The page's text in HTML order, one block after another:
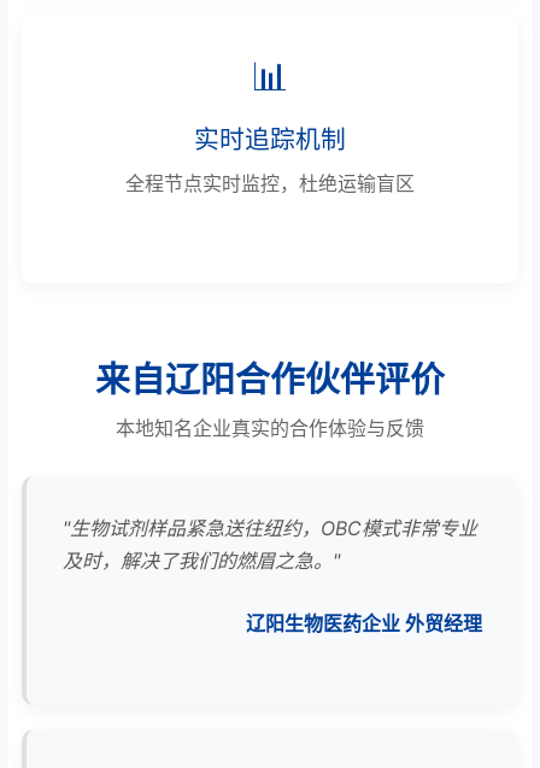
📊
实时追踪机制
全程节点实时监控，杜绝运输盲区
来自辽阳合作伙伴评价
本地知名企业真实的合作体验与反馈
"生物试剂样品紧急送往纽约，OBC模式非常专业
及时，解决了我们的燃眉之急。"
辽阳生物医药企业 外贸经理